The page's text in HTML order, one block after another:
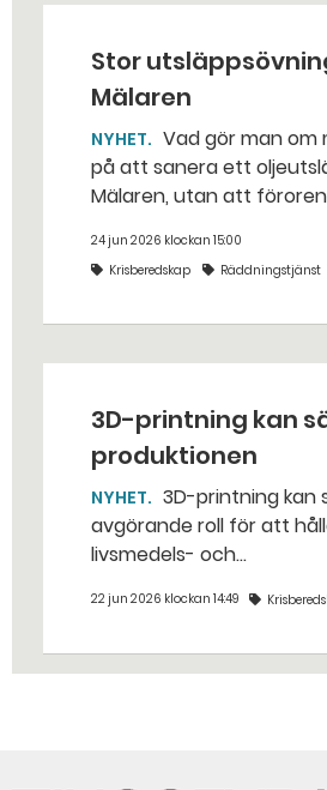
Stor
Mälaren
NYHET
på att sanera ett
Mälaren, utan att
stället. Det gjorde räddningstjänsten i
Eskilstuna – tio
24 jun 2026 klockan 15:00
Krisberedskap
Räddningstjänst
3D-printning kan
produktionen
NYHET
avgörande roll för att
livsmedels- och
krig. – Det går att vinna mycket tid
säger Susanne Norén,
22 jun 2026 klockan 14:49